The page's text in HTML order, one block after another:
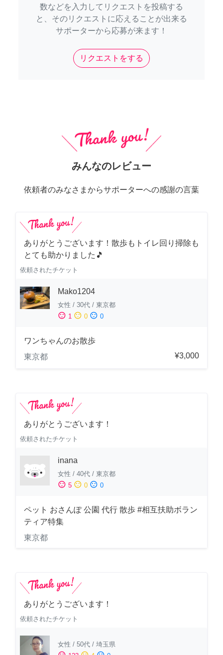
数などを入力してリクエストを投稿する
と、そのリクエストに応えることが出来る
サポーターから応募が来ます！
リクエストをする
みんなのレビュー
依頼者のみなさまからサポーターへの感謝の言葉
ありがとうございます！散歩もトイレ回り掃除も
とても助かりました🎵
依頼されたチケット
Mako1204
女性 / 30代 / 東京都
sentiment_satisfied 1 sentiment_neutral 0 sentiment_dissatisfied 0
ワンちゃんのお散歩
東京都
¥3,000
ありがとうございます！
依頼されたチケット
inana
女性 / 40代 / 東京都
sentiment_satisfied 5 sentiment_neutral 0 sentiment_dissatisfied 0
ペット おさんぽ 公園 代行 散歩 #相互扶助ボラン
ティア特集
東京都
ありがとうございます！
依頼されたチケット
女性 / 50代 / 埼玉県